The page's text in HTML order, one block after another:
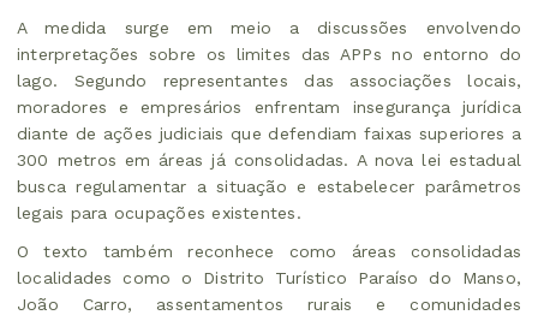
A medida surge em meio a discussões envolvendo
interpretações sobre os limites das APPs no entorno do
lago. Segundo representantes das associações locais,
moradores e empresários enfrentam insegurança jurídica
diante de ações judiciais que defendiam faixas superiores a
300 metros em áreas já consolidadas. A nova lei estadual
busca regulamentar a situação e estabelecer parâmetros
legais para ocupações existentes.
O texto também reconhece como áreas consolidadas
localidades como o Distrito Turístico Paraíso do Manso,
João Carro, assentamentos rurais e comunidades